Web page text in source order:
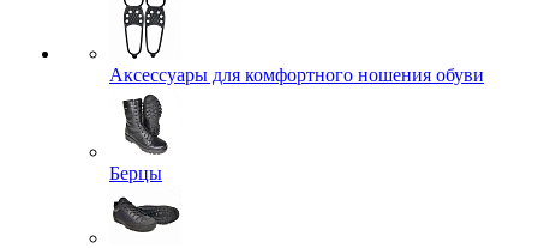
Аксессуары для комфортного ношения обуви
Берцы